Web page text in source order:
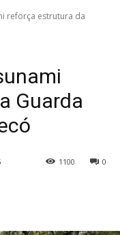
reforça estrutura da
Guarda
0
1100